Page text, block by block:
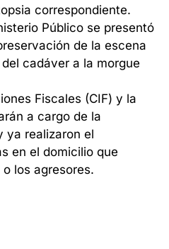
correspondiente.
Público se presentó
de la escena
cadáver a la morgue
Fiscales (CIF) y la
a cargo de la
ya realizaron el
en el domicilio que
los agresores.